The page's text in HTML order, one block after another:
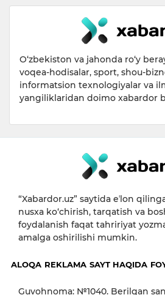
O‘zbekiston va jahonda ro‘y
voqea-hodisalar, sport, shou-
informatsion texnologiyalar va
yangiliklaridan doimo xabardor
“Xabardor.uz” saytida eʼlon
nusxa ko‘chirish, tarqatish va
foydalanish faqat tahririyat
amalga oshirilishi mumkin.
ALOQA REKLAMA SAYT HAQIDA
Guvohnoma: №1040. Berilgan